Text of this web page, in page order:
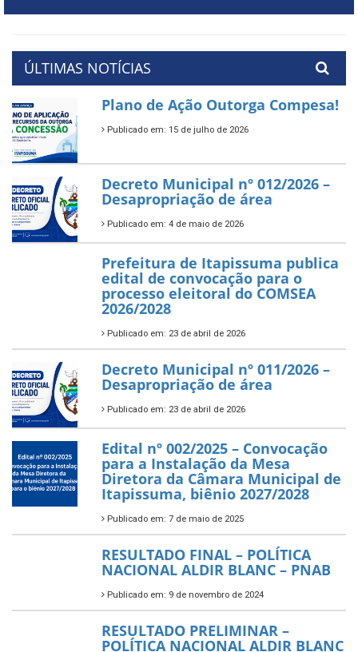
ÚLTIMAS NOTÍCIAS
Plano de Ação Outorga Compesa!
Publicado em: 15 de julho de 2026
Decreto Municipal nº 012/2026 –
Desapropriação de área
Publicado em: 4 de maio de 2026
Prefeitura de Itapissuma publica
edital de convocação para o
processo eleitoral do COMSEA
2026/2028
Publicado em: 23 de abril de 2026
Decreto Municipal nº 011/2026 –
Desapropriação de área
Publicado em: 23 de abril de 2026
Edital nº 002/2025 – Convocação
para a Instalação da Mesa
Diretora da Câmara Municipal de
Itapissuma, biênio 2027/2028
Publicado em: 7 de maio de 2025
RESULTADO FINAL – POLÍTICA
NACIONAL ALDIR BLANC – PNAB
Publicado em: 9 de novembro de 2024
RESULTADO PRELIMINAR –
POLÍTICA NACIONAL ALDIR BLANC